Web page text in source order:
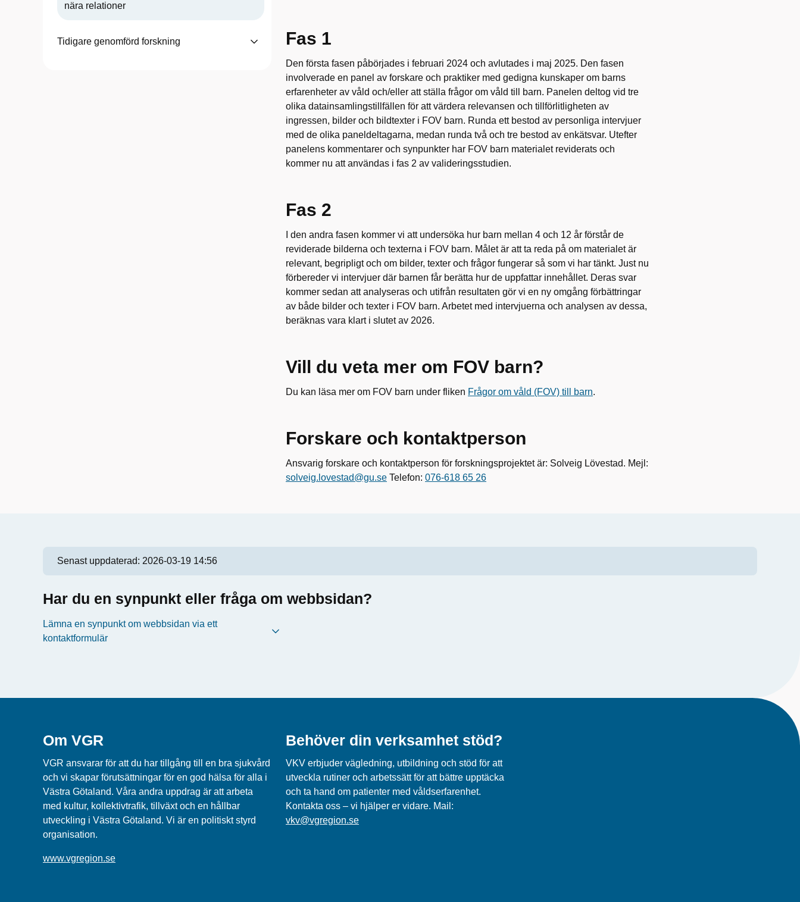
nära relationer
Tidigare genomförd forskning Fas 1
Den första fasen påbörjades i februari 2024 och avlutades i maj 2025. Den fasen
involverade en panel av forskare och praktiker med gedigna kunskaper om barns
erfarenheter av våld och/eller att ställa frågor om våld till barn. Panelen deltog vid tre
olika datainsamlingstillfällen för att värdera relevansen och tillförlitligheten av
ingressen, bilder och bildtexter i FOV barn. Runda ett bestod av personliga intervjuer
med de olika paneldeltagarna, medan runda två och tre bestod av enkätsvar. Utefter
panelens kommentarer och synpunkter har FOV barn materialet reviderats och
kommer nu att användas i fas 2 av valideringsstudien.
Fas 2
I den andra fasen kommer vi att undersöka hur barn mellan 4 och 12 år förstår de
reviderade bilderna och texterna i FOV barn. Målet är att ta reda på om materialet är
relevant, begripligt och om bilder, texter och frågor fungerar så som vi har tänkt. Just nu
förbereder vi intervjuer där barnen får berätta hur de uppfattar innehållet. Deras svar
kommer sedan att analyseras och utifrån resultaten gör vi en ny omgång förbättringar
av både bilder och texter i FOV barn. Arbetet med intervjuerna och analysen av dessa,
beräknas vara klart i slutet av 2026.
Vill du veta mer om FOV barn?
Du kan läsa mer om FOV barn under fliken Frågor om våld (FOV) till barn.
Forskare och kontaktperson
Ansvarig forskare och kontaktperson för forskningsprojektet är: Solveig Lövestad. Mejl:
solveig.lovestad@gu.se Telefon: 076-618 65 26
Senast uppdaterad: 2026-03-19 14:56
Har du en synpunkt eller fråga om webbsidan?
Lämna en synpunkt om webbsidan via ett
kontaktformulär
Om VGR
VGR ansvarar för att du har tillgång till en bra sjukvård
och vi skapar förutsättningar för en god hälsa för alla i
Västra Götaland. Våra andra uppdrag är att arbeta
med kultur, kollektivtrafik, tillväxt och en hållbar
utveckling i Västra Götaland. Vi är en politiskt styrd
organisation.
www.vgregion.se
Behöver din verksamhet stöd?
VKV erbjuder vägledning, utbildning och stöd för att
utveckla rutiner och arbetssättför att bättre upptäcka
och ta hand om patienter med våldserfarenhet.
Kontakta oss – vi hjälper er vidare. Mail :
vkv@vgregion.se